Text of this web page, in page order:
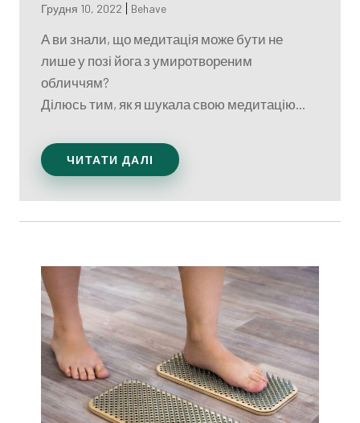
Грудня 10, 2022 Behave
А ви знали, що медитація може бути не
лише у позі йога з умиротвореним
обличчям?
Ділюсь тим, як я шукала свою медитацію...
ЧИТАТИ ДАЛІ